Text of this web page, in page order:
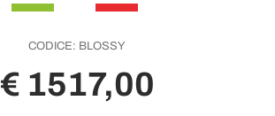
CODICE: BLOSSY
€ 1517,00